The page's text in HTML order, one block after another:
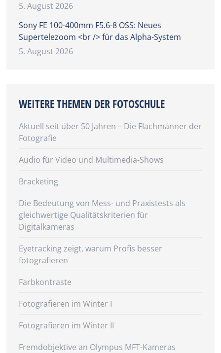
5. August 2026
Sony FE 100-400mm F5.6-8 OSS: Neues
Supertelezoom <br /> für das Alpha-System
5. August 2026
WEITERE THEMEN DER FOTOSCHULE
Aktuell seit über 50 Jahren – Die Flachmänner der
Fotografie
Audio für Video und Multimedia-Shows
Bracketing
Die Bedeutung von Mess- und Praxistests als
gleichwertige Qualitätskriterien für
Digitalkameras
Eyetracking zeigt, warum Profis besser
fotografieren
Farbkontraste
Fotografieren im Winter I
Fotografieren im Winter II
Fremdobjektive an Olympus MFT-Kameras